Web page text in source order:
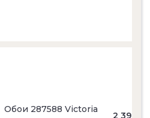
Обои 287588 Victoria
2 390